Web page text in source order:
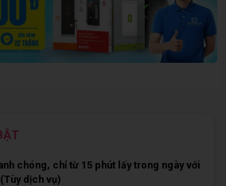
chóng, chỉ từ 15 phút lấy trong ngày với
dịch vụ)